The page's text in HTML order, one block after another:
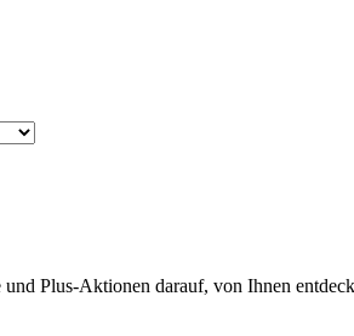
Plus-Aktionen darauf, von Ihnen